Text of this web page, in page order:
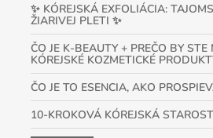
✨ KÓREJSKÁ EXFOLIÁCIA:
ŽIARIVEJ PLETI ✨
ČO JE K-BEAUTY + PREČO BY
KÓREJSKÉ KOZMETICKÉ
ČO JE TO ESENCIA, AKO
10-KROKOVÁ KÓREJSKÁ